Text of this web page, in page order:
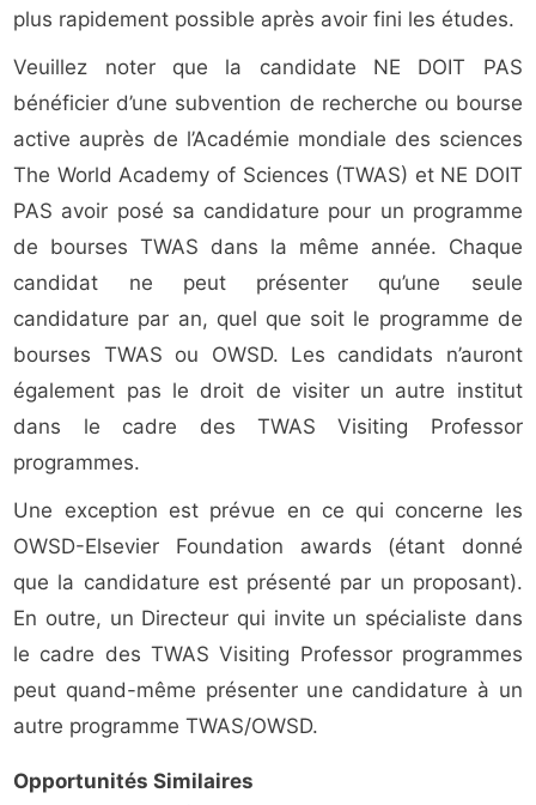
plus rapidement possible après avoir fini les études.
Veuillez noter que la candidate NE DOIT PAS
bénéficier d’une subvention de recherche ou bourse
active auprès de l’Académie mondiale des sciences
The World Academy of Sciences (TWAS) et NE DOIT
PAS avoir posé sa candidature pour un programme
de bourses TWAS dans la même année. Chaque
candidat ne peut présenter qu’une seule
candidature par an, quel que soit le programme de
bourses TWAS ou OWSD. Les candidats n’auront
également pas le droit de visiter un autre institut
dans le cadre des TWAS Visiting Professor
programmes.
Une exception est prévue en ce qui concerne les
OWSD-Elsevier Foundation awards (étant donné
que la candidature est présenté par un proposant).
En outre, un Directeur qui invite un spécialiste dans
le cadre des TWAS Visiting Professor programmes
peut quand-même présenter une candidature à un
autre programme TWAS/OWSD.
Opportunités Similaires